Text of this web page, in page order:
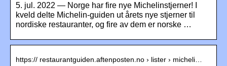
5. jul. 2022 — Norge har fire nye Michelinstjerner! I
kveld delte Michelin-guiden ut årets nye stjerner til
nordiske restauranter, og fire av dem er norske …
https:// restaurantguiden.aftenposten.no › lister › micheli…